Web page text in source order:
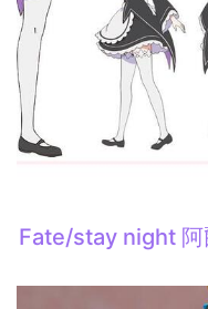
Fate/stay night 阿